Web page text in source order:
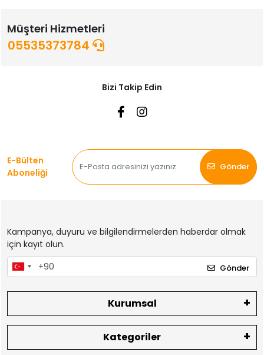
Müşteri Hizmetleri
05535373784
Bizi Takip Edin
E-Bülten
Aboneliği
Gönder
Kampanya, duyuru ve bilgilendirmelerden haberdar olmak
için kayıt olun.
Gönder
Kurumsal
Kategoriler